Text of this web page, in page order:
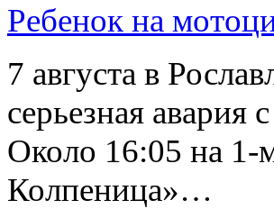
Ребенок на
7 августа в
серьезная авария
Около 16:05 на 1-
Колпеница»…